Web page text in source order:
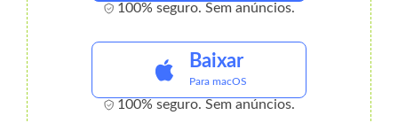
100% seguro. Sem anúncios.
Baixar
Para macOS
100% seguro. Sem anúncios.